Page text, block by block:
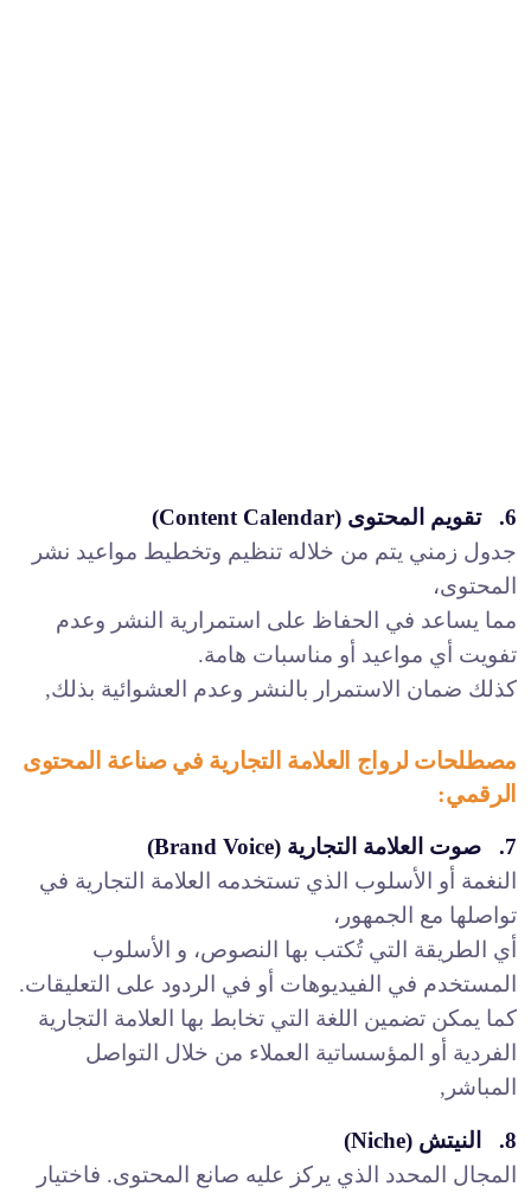
6. تقويم المحتوى (Content Calendar)
جدول زمني يتم من خلاله تنظيم وتخطيط مواعيد نشر
المحتوى،
مما يساعد في الحفاظ على استمرارية النشر وعدم
تفويت أي مواعيد أو مناسبات هامة.
كذلك ضمان الاستمرار بالنشر وعدم العشوائية بذلك,
مصطلحات لرواج العلامة التجارية في صناعة المحتوى
الرقمي:
7. صوت العلامة التجارية (Brand Voice)
النغمة أو الأسلوب الذي تستخدمه العلامة التجارية في
تواصلها مع الجمهور،
أي الطريقة التي تُكتب بها النصوص، و الأسلوب
المستخدم في الفيديوهات أو في الردود على التعليقات.
كما يمكن تضمين اللغة التي تخابط بها العلامة التجارية
الفردية أو المؤسساتية العملاء من خلال التواصل
المباشر,
8. النيتش (Niche)
المجال المحدد الذي يركز عليه صانع المحتوى. فاختيار